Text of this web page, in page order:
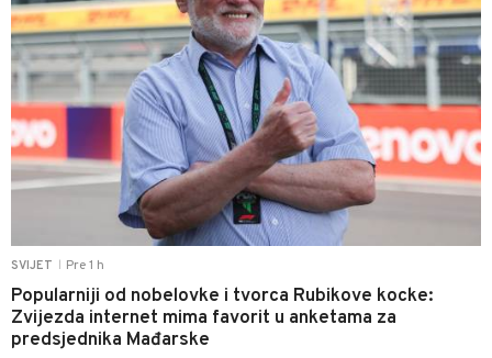
SVIJET Pre 1 h
Popularniji od nobelovke i tvorca Rubikove kocke:
Zvijezda internet mima favorit u anketama za
predsjednika Mađarske